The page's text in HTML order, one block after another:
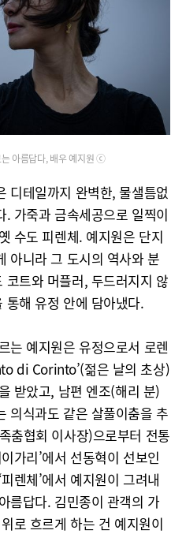
아름답다, 배우 예지원 ⓒ
디테일까지 완벽한, 물샐틈없
가죽과 금속세공으로 일찍이
수도 피렌체. 예지원은 단지
아니라 그 도시의 역사와 분
트와 머플러, 두드러지지 않
통해 유정 안에 담아냈다.
는 예지원은 유정으로서 로렌
di Corinto’(젊은 날의 초상)
받았고, 남편 엔조(해리 분)
의식과도 같은 살풀이춤을 추
춤협회 이사장)으로부터 전통
가리’에서 선동혁이 선보인
렌체’에서 예지원이 그려내
름답다. 김민종이 관객의 가
로 흐르게 하는 건 예지원이